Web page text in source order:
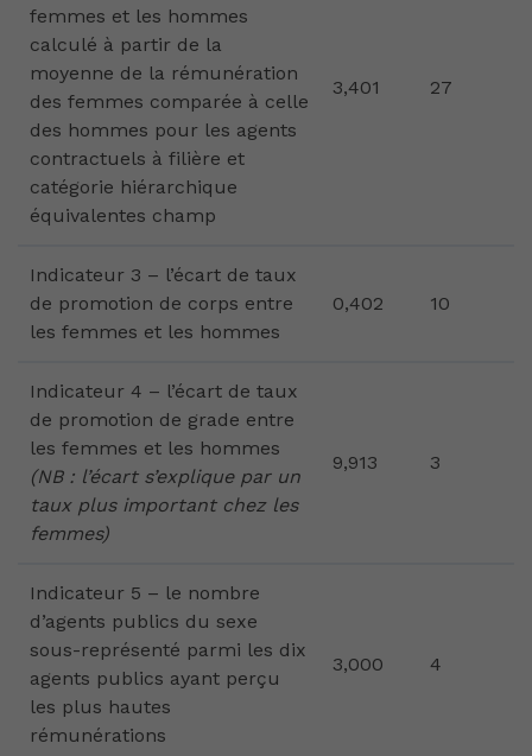
femmes et les hommes
calculé à partir de la
moyenne de la rémunération
des femmes comparée à celle
des hommes pour les agents
contractuels à filière et
catégorie hiérarchique
équivalentes champ
3,401 27
Indicateur 3 – l’écart de taux
de promotion de corps entre
les femmes et les hommes
0,402 10
Indicateur 4 – l’écart de taux
de promotion de grade entre
les femmes et les hommes
(NB : l’écart s’explique par un
taux plus important chez les
femmes)
9,913 3
Indicateur 5 – le nombre
d’agents publics du sexe
sous-représenté parmi les dix
agents publics ayant perçu
les plus hautes
rémunérations
3,000 4